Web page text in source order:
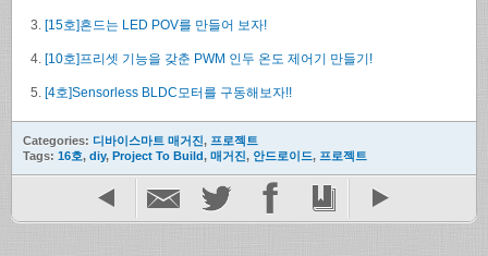
[15호]흔드는 LED POV를 만들어 보자!
[10호]프리셋 기능을 갖춘 PWM 인두 온도 제어기 만들기!
[4호]Sensorless BLDC모터를 구동해보자!!
Categories: 디바이스마트 매거진, 프로젝트
Tags: 16호, diy, Project To Build, 매거진, 안드로이드, 프로젝트